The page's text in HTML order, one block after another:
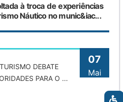
à troca de experiências
Náutico no munic&iac...
07
Mai
DEBATE
PARA O ...